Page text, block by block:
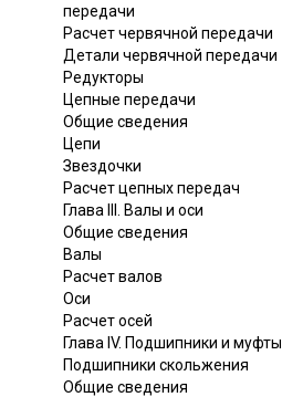
передачи
Расчет червячной передачи
Детали червячной передачи
Редукторы
Цепные передачи
Общие сведения
Цепи
Звездочки
Расчет цепных передач
Глава III. Валы и оси
Общие сведения
Валы
Расчет валов
Оси
Расчет осей
Глава IV. Подшипники и муфты
Подшипники скольжения
Общие сведения